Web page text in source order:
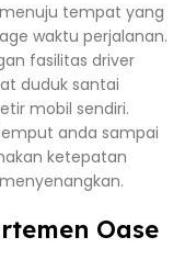
tempat yang
waktu perjalanan.
fasilitas driver
duduk santai
mobil sendiri.
anda sampai
ketepatan
Oase